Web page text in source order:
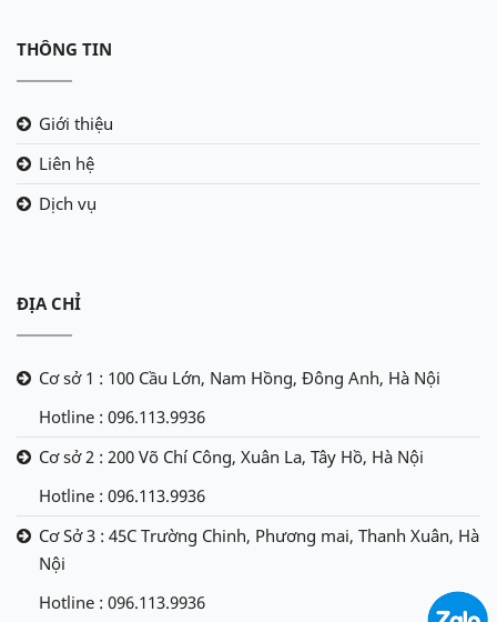
THÔNG TIN
Giới thiệu
Liên hệ
Dịch vụ
ĐỊA CHỈ
Cơ sở 1 : 100 Cầu Lớn, Nam Hồng, Đông Anh, Hà Nội
Hotline : 096.113.9936
Cơ sở 2 : 200 Võ Chí Công, Xuân La, Tây Hồ, Hà Nội
Hotline : 096.113.9936
Cơ Sở 3 : 45C Trường Chinh, Phương mai, Thanh Xuân, Hà
Nội
Hotline : 096.113.9936